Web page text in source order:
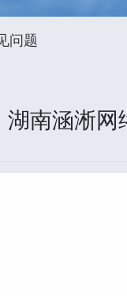
问题
湖南涵淅网